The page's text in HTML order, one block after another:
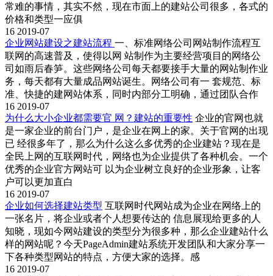
常难的事情，其实不然，现在市面上的建站公司很多，各式的
价格和类型一应俱
16 2019-07
企业网站建设之建站流程 一、标准网络公司网站制作流程互
联网的高速普及，使得以网 站制作为主要经营项目的网络公
司如雨后春笋。这些网络公司每天都要接手大量的网站制作业
务，每天都有大量成品网站诞生。网络公司有一 套规范、标
准、快捷的建网站体系，同时内部分工明确，通过团队合作
16 2019-07
为什么大小企业都需要官 网？建站的重要性 企业的官网也就
是一家企业的前台门户，是企业在网上的家。关于官网的出现
已 经很多年了，那么为什么这么多优秀的企业建站？现在是
全民上网的互联网时代，网络也为企业提供了各种机会。一个
优秀的企业官方网站可 以为企业树立良好的企业形象，让客
户可以更加直白
16 2019-07
企业如何选择建站类型 互联网时代网站成为企业在网络上的
一张名片，将企业或者个人想要传达的 信息展现给更多的人
知晓，现如今网站建设的类型分为很多种，那么企业建站什么
样的网站呢？今天PageAdmin建站系统开发团队和大家分享一
下各种类型网站的特点，方便大家的选择。感
16 2019-07